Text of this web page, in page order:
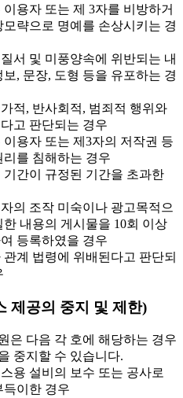
이용자 또는 제 3자를 비방하거
모략으로 명예를 손상시키는 경
서 및 미풍양속에 위반되는 내
보, 문장, 도형 등을 유포하는 경
적, 반사회적, 범죄적 행위와
고 판단되는 경우
이용자 또는 제3자의 저작권 등
리를 침해하는 경우
기간이 규정된 기간을 초과한
의 조작 미숙이나 광고목적으
한 내용의 게시물을 10회 이상
등록하였을 경우
관계 법령에 위배된다고 판단되
제공의 중지 및 제한)
은 다음 각 호에 해당하는 경우
중지할 수 있습니다.
용 설비의 보수 또는 공사로
득이한 경우